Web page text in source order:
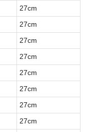
27cm
27cm
27cm
27cm
27cm
27cm
27cm
27cm